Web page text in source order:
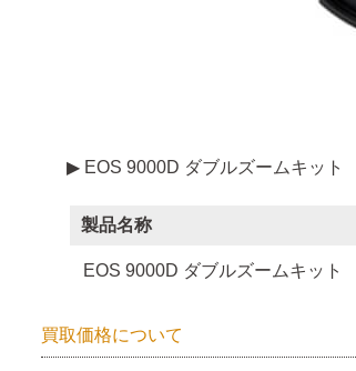
▶ EOS 9000D ダブルズームキット
製品名称
EOS 9000D ダブルズームキット
買取価格について